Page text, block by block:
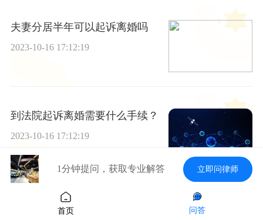
夫妻分居半年可以起诉离婚吗
2023-10-16 17:12:19
到法院起诉离婚需要什么手续？
2023-10-16 17:12:19
中外合资企业需要设立监事会吗
1分钟提问，获取专业解答 立即问律师
首页 问答